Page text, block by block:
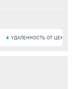
4 УДАЛЕННОСТЬ ОТ ЦЕНТРА